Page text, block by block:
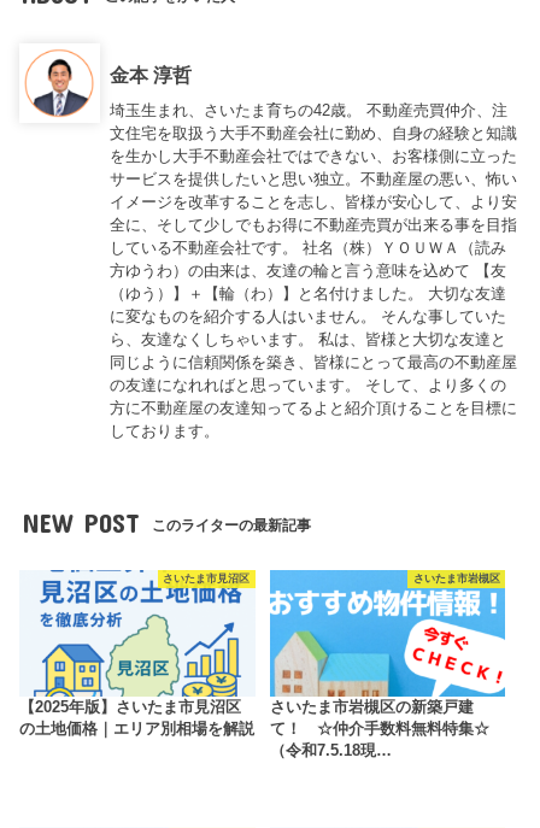
金本 淳哲
埼玉生まれ、さいたま育ちの42歳。 不動産売買仲介、注
文住宅を取扱う大手不動産会社に勤め、自身の経験と知識
を生かし大手不動産会社ではできない、お客様側に立った
サービスを提供したいと思い独立。不動産屋の悪い、怖い
イメージを改革することを志し、皆様が安心して、より安
全に、そして少しでもお得に不動産売買が出来る事を目指
している不動産会社です。 社名（株）ＹＯＵＷＡ（読み
方ゆうわ）の由来は、友達の輪と言う意味を込めて 【友
（ゆう）】＋【輪（わ）】と名付けました。 大切な友達
に変なものを紹介する人はいません。 そんな事していた
ら、友達なくしちゃいます。 私は、皆様と大切な友達と
同じように信頼関係を築き、皆様にとって最高の不動産屋
の友達になれればと思っています。 そして、より多くの
方に不動産屋の友達知ってるよと紹介頂けることを目標に
しております。
NEW POST このライターの最新記事
さいたま市見沼区
【2025年版】さいたま市見沼区
の土地価格｜エリア別相場を解説
さいたま市岩槻区
さいたま市岩槻区の新築戸建
て！ ☆仲介手数料無料特集☆
（令和7.5.18現…